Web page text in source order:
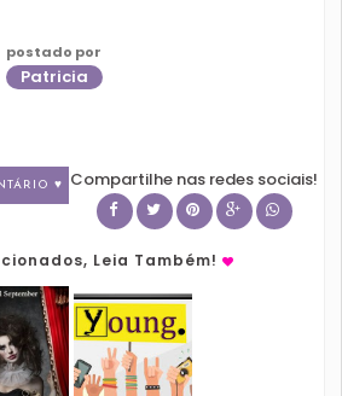
postado por
Patricia
♥ Compartilhe nas redes sociais!
Leia Também!